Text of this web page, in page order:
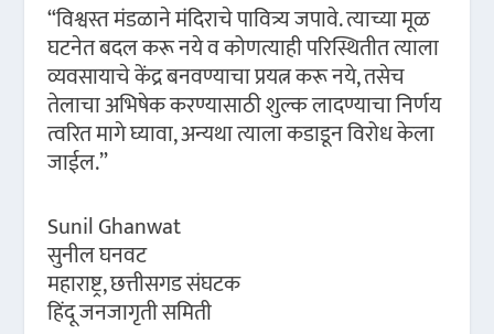
“विश्वस्त मंडळाने मंदिराचे पावित्र्य जपावे. त्याच्या मूळ
घटनेत बदल करू नये व कोणत्याही परिस्थितीत त्याला
व्यवसायाचे केंद्र बनवण्याचा प्रयत्न करू नये, तसेच
तेलाचा अभिषेक करण्यासाठी शुल्क लादण्याचा निर्णय
त्वरित मागे घ्यावा, अन्यथा त्याला कडाडून विरोध केला
जाईल.”
Sunil Ghanwat
सुनील घनवट
महाराष्ट्र, छत्तीसगड संघटक
हिंदू जनजागृती समिती